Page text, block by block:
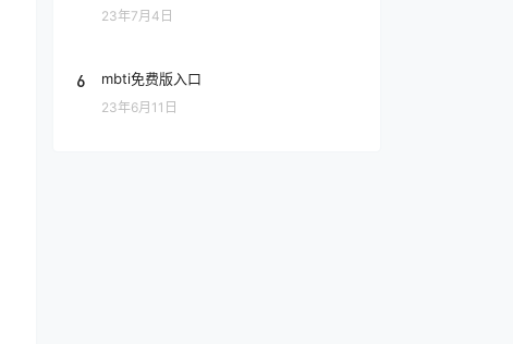
23年7月4日
6 mbti免费版入口
23年6月11日